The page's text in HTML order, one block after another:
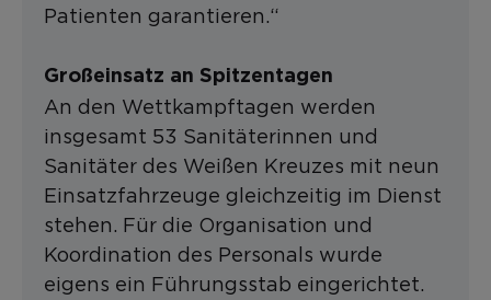
Patienten garantieren.“
Großeinsatz an Spitzentagen
An den Wettkampftagen werden
insgesamt 53 Sanitäterinnen und
Sanitäter des Weißen Kreuzes mit neun
Einsatzfahrzeuge gleichzeitig im Dienst
stehen. Für die Organisation und
Koordination des Personals wurde
eigens ein Führungsstab eingerichtet.